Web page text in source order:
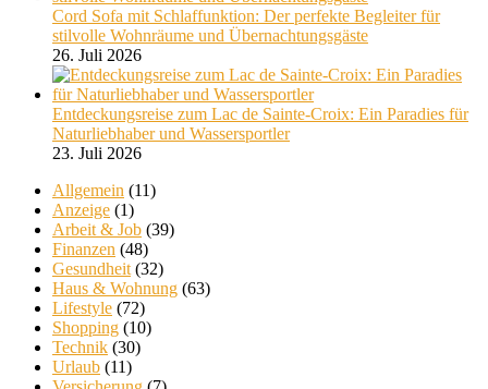
Cord Sofa mit Schlaffunktion: Der perfekte Begleiter für
stilvolle Wohnräume und Übernachtungsgäste
26. Juli 2026
Entdeckungsreise zum Lac de Sainte-Croix: Ein Paradies für
Naturliebhaber und Wassersportler
23. Juli 2026
Allgemein (11)
Anzeige (1)
Arbeit & Job (39)
Finanzen (48)
Gesundheit (32)
Haus & Wohnung (63)
Lifestyle (72)
Shopping (10)
Technik (30)
Urlaub (11)